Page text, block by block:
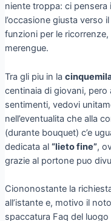
niente troppa: ci pensera
l’occasione giusta verso
funzioni per le
merengue.
Tra gli piu in la
centinaia di giovani,
sentimenti, vedovi
nell’eventualita che alla
(durante bouquet) c’e
dedicata al “lieto fine”,
grazie al portone puo
Ciononostante la
all’istante e, motivo il
spaccatura Faq del